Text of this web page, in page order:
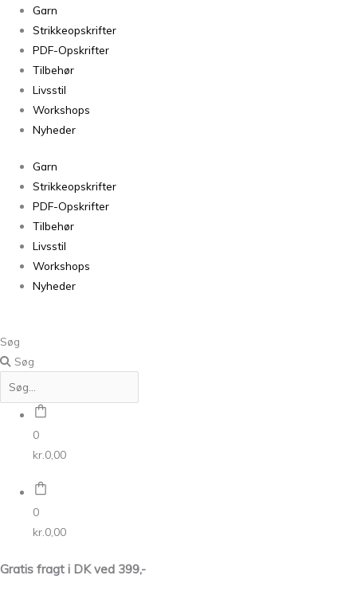
Garn
Strikkeopskrifter
PDF-Opskrifter
Tilbehør
Livsstil
Workshops
Nyheder
Garn
Strikkeopskrifter
PDF-Opskrifter
Tilbehør
Livsstil
Workshops
Nyheder
Søg
Søg
0
kr. 0,00
0
kr. 0,00
Gratis fragt i DK ved 399,-
Filcolana
Alva
Taupe
(melange)
antal